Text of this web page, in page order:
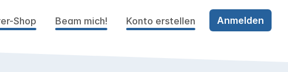
Shop Beam mich! Konto erstellen Anmelden